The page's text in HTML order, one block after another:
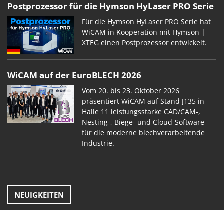
Postprozessor für die Hymson HyLaser PRO Serie
Für die Hymson HyLaser PRO Serie hat
WiCAM in Kooperation mit Hymson |
XTEG einen Postprozessor entwickelt.
WiCAM auf der EuroBLECH 2026
Vom 20. bis 23. Oktober 2026
präsentiert WiCAM auf Stand J135 in
Halle 11 leistungsstarke CAD/CAM-,
Nesting-, Biege- und Cloud-Software
für die moderne blechverarbeitende
Industrie.
NEUIGKEITEN